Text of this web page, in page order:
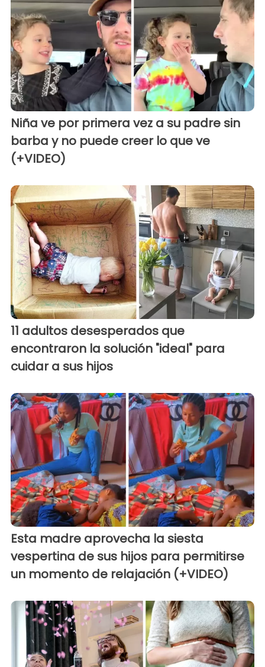
Niña ve por primera vez a su padre sin
barba y no puede creer lo que ve
(+VIDEO)
11 adultos desesperados que
encontraron la solución "ideal" para
cuidar a sus hijos
Esta madre aprovecha la siesta
vespertina de sus hijos para permitirse
un momento de relajación (+VIDEO)